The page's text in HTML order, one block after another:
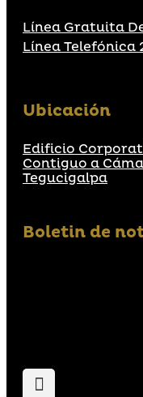
Línea Gratuita
Línea Telefónica
Ubicación
Edificio
Contiguo a
Tegucigalpa
Boletin de